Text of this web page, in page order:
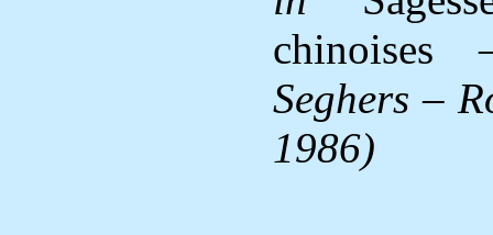
chinoises
Seghers –
1986)